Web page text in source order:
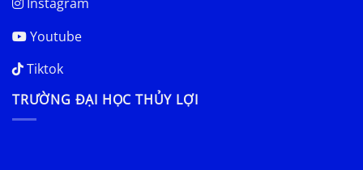
Youtube
Tiktok
TRƯỜNG ĐẠI HỌC THỦY LỢI